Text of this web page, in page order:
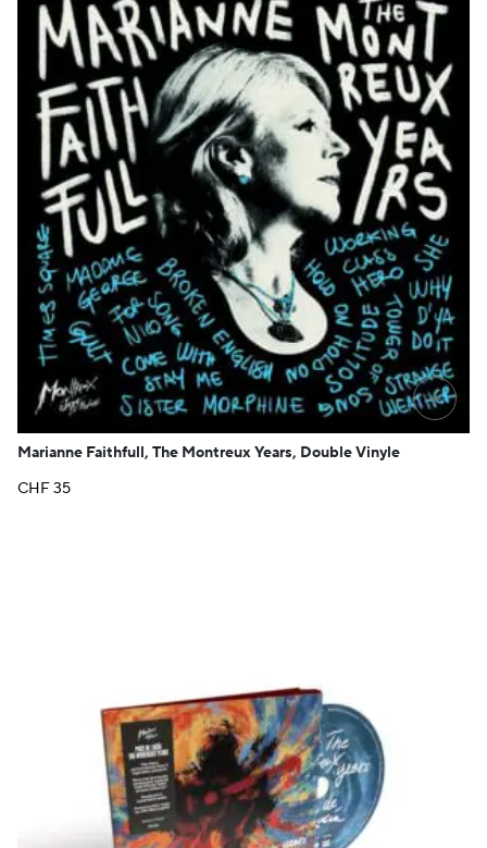
+
Marianne Faithfull, The Montreux Years, Double Vinyle
CHF35